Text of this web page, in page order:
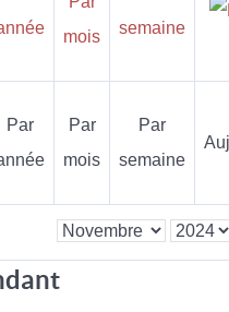
Par
Par
mois
Par
semaine